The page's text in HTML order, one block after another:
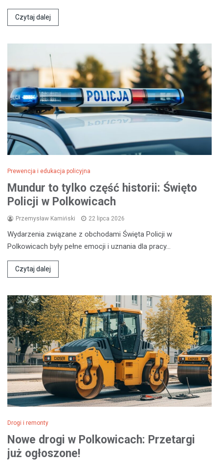
Czytaj dalej
Prewencja i edukacja policyjna
Mundur to tylko część historii: Święto
Policji w Polkowicach
Przemysław Kamiński 22 lipca 2026
Wydarzenia związane z obchodami Święta Policji w
Polkowicach były pełne emocji i uznania dla pracy…
Czytaj dalej
Drogi i remonty
Nowe drogi w Polkowicach: Przetargi
już ogłoszone!